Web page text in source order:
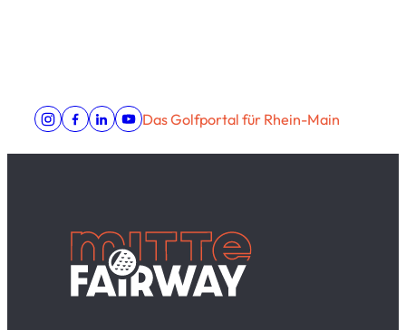
Das Golfportal für Rhein-Main